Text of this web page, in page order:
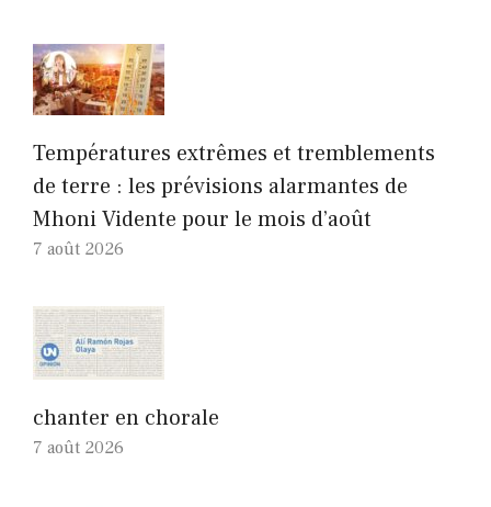
Températures extrêmes et tremblements
de terre : les prévisions alarmantes de
Mhoni Vidente pour le mois d’août
7 août 2026
chanter en chorale
7 août 2026